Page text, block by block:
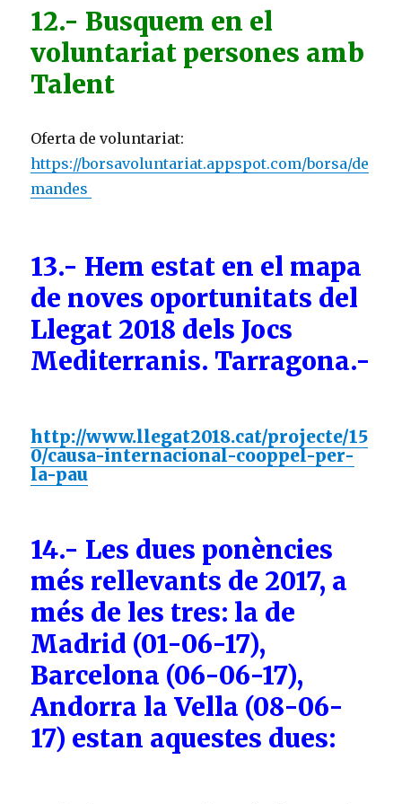
12.- Busquem en el
voluntariat persones amb
Talent
Oferta de voluntariat:
https://borsavoluntariat.appspot.com/borsa/de
mandes
13.- Hem estat en el mapa
de noves oportunitats del
Llegat 2018 dels Jocs
Mediterranis. Tarragona.-
http://www.llegat2018.cat/projecte/15
0/causa-internacional-cooppel-per-
la-pau
14.- Les dues ponències
més rellevants de 2017, a
més de les tres: la de
Madrid (01-06-17),
Barcelona (06-06-17),
Andorra la Vella (08-06-
17) estan aquestes dues: